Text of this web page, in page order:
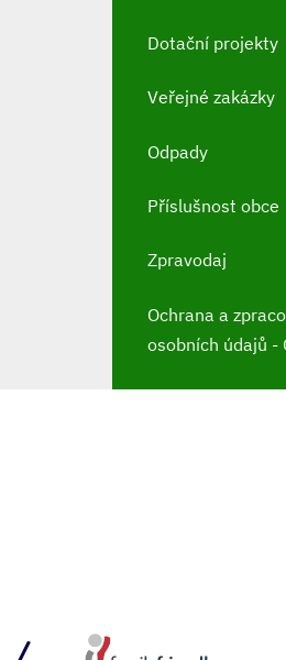
Dotační projekty
Veřejné zakázky
Odpady
Příslušnost obce
Zpravodaj
Ochrana a
osobních údajů -